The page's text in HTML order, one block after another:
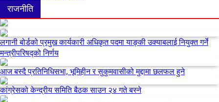
राजनीति
लगानी बोर्डको प्रमुख कार्यकारी अधिकृत पदमा याङ्की उक्याबलाई नियुक्त गर्ने
मन्त्रीपरिषद्को निर्णय
आज बस्दै प्रतिनिधिसभा, भूमिहीन र सुकुमवासीको मुद्दामा छलफल हुने
कांग्रेसको केन्द्रीय समिति बैठक साउन २४ गते बस्ने